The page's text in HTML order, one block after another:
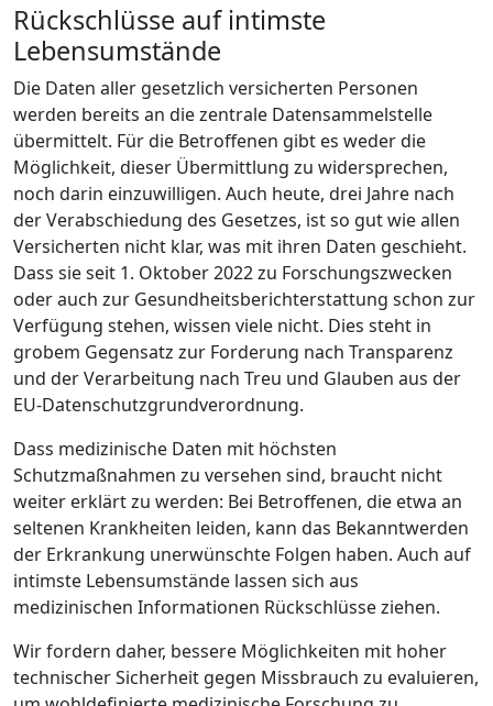
Rückschlüsse auf intimste
Lebensumstände
Die Daten aller gesetzlich versicherten Personen
werden bereits an die zentrale Datensammelstelle
übermittelt. Für die Betroffenen gibt es weder die
Möglichkeit, dieser Übermittlung zu widersprechen,
noch darin einzuwilligen. Auch heute, drei Jahre nach
der Verabschiedung des Gesetzes, ist so gut wie allen
Versicherten nicht klar, was mit ihren Daten geschieht.
Dass sie seit 1. Oktober 2022 zu Forschungszwecken
oder auch zur Gesundheitsberichterstattung schon zur
Verfügung stehen, wissen viele nicht. Dies steht in
grobem Gegensatz zur Forderung nach Transparenz
und der Verarbeitung nach Treu und Glauben aus der
EU-Datenschutzgrundverordnung.
Dass medizinische Daten mit höchsten
Schutzmaßnahmen zu versehen sind, braucht nicht
weiter erklärt zu werden: Bei Betroffenen, die etwa an
seltenen Krankheiten leiden, kann das Bekanntwerden
der Erkrankung unerwünschte Folgen haben. Auch auf
intimste Lebensumstände lassen sich aus
medizinischen Informationen Rückschlüsse ziehen.
Wir fordern daher, bessere Möglichkeiten mit hoher
technischer Sicherheit gegen Missbrauch zu evaluieren,